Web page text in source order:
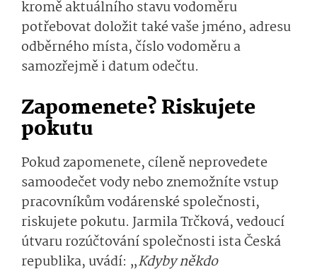
kromě aktuálního stavu vodoměru
potřebovat doložit také vaše jméno, adresu
odběrného místa, číslo vodoměru a
samozřejmě i datum odečtu.
Zapomenete? Riskujete
pokutu
Pokud zapomenete, cíleně neprovedete
samoodečet vody nebo znemožníte vstup
pracovníkům vodárenské společnosti,
riskujete pokutu. Jarmila Trčková, vedoucí
útvaru rozúčtování společnosti ista Česká
republika, uvádí: „Kdyby někdo